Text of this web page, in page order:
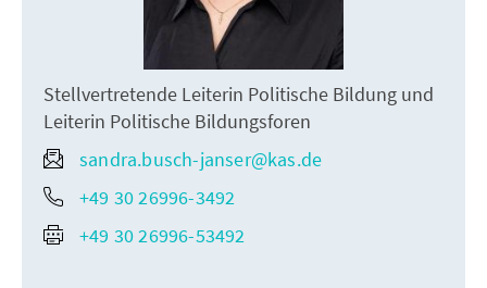
Stellvertretende Leiterin Politische Bildung und
Leiterin Politische Bildungsforen
sandra.busch-janser@kas.de
+49 30 26996-3492
+49 30 26996-53492